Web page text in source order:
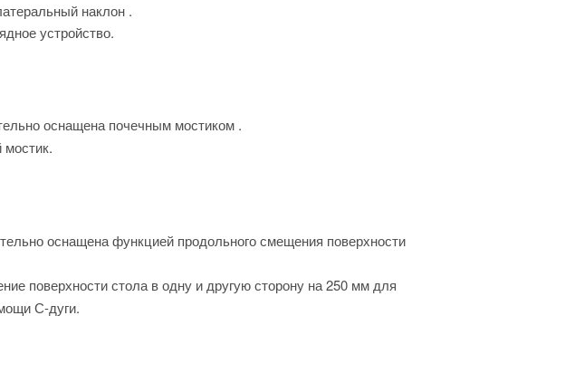
наклон .
устройство.
оснащена почечным мостиком .
оснащена функцией продольного смещения поверхности
поверхности стола в одну и другую сторону на 250 мм для
С-дуги.